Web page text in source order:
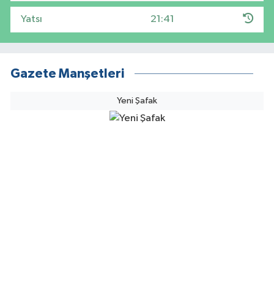
Yatsı 21:41
Gazete Manşetleri
Yeni Şafak